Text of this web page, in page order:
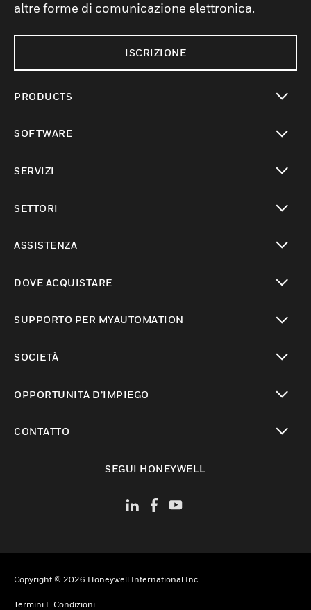
altre forme di comunicazione elettronica.
ISCRIZIONE
PRODUCTS
SOFTWARE
SERVIZI
SETTORI
ASSISTENZA
DOVE ACQUISTARE
SUPPORTO PER MYAUTOMATION
SOCIETÀ
OPPORTUNITÀ D’IMPIEGO
CONTATTO
SEGUI HONEYWELL
Copyright © 2026 Honeywell International Inc
Termini E Condizioni